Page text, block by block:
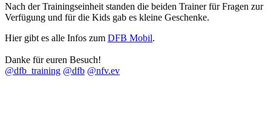
Nach der Trainingseinheit standen die beiden Trainer für Fragen zur
Verfügung und für die Kids gab es kleine Geschenke.
Hier gibt es alle Infos zum DFB Mobil.
Danke für euren Besuch!
@dfb_training @dfb @nfv.ev